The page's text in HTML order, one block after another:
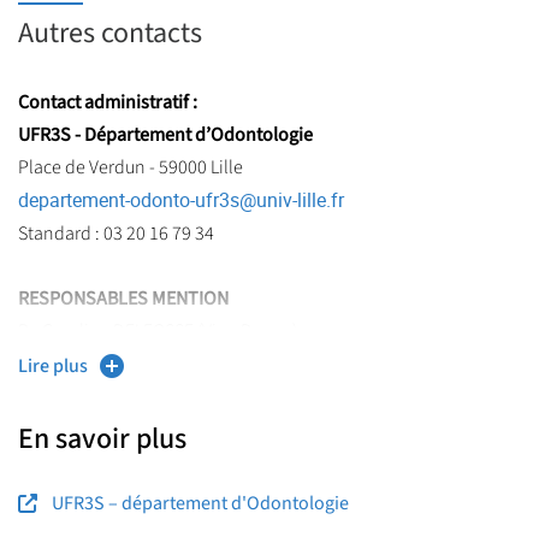
Autres contacts
Contact administratif :
UFR3S - Département d’Odontologie
Place de Verdun - 59000 Lille
departement-odonto-ufr3s@univ-lille.fr
Standard : 03 20 16 79 34
RESPONSABLES MENTION
Dr. Laurent NAWROCKI (Chef du service d’odontologie)
ftlv-odonto-scol@univ-lille.fr
Lire plus
En savoir plus
UFR3S – département d'Odontologie